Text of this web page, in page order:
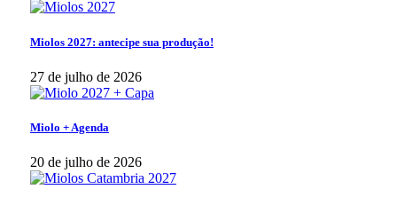
Miolos 2027: antecipe sua produção!
27 de julho de 2026
Miolo + Agenda
20 de julho de 2026